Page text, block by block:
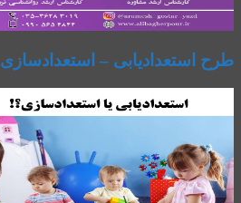
طرح استعدادیابی – استعدادسازی